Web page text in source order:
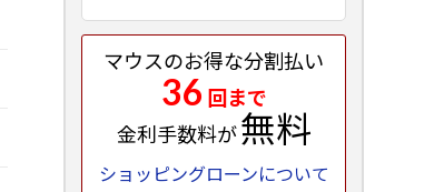
マウスのお得な分割払い
36 回まで
金利手数料が無料
ショッピングローンについて